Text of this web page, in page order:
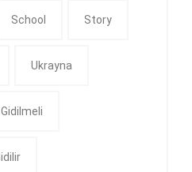
School Story
Ukrayna